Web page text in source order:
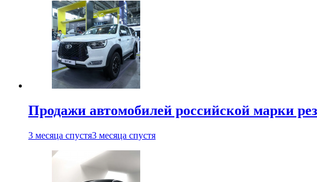
Продажи автомобилей российской марки
3 месяца спустя3 месяца спустя